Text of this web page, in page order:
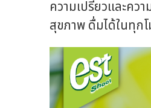
ความเปรี้ยวและคว
สุขภาพ ดื่มได้ในทุก